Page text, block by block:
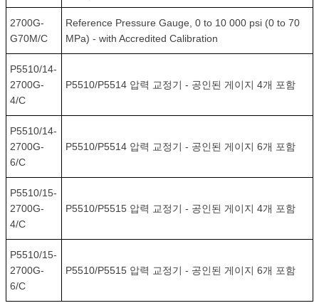
2700G-
G70M/C
Reference Pressure Gauge, 0 to 10 000 psi (0 to 70
MPa) - with Accredited Calibration
P5510/14-
2700G-
4/C
P5510/P5514 압력 교정기 - 공인된 게이지 4개 포함
P5510/14-
2700G-
6/C
P5510/P5514 압력 교정기 - 공인된 게이지 6개 포함
P5510/15-
2700G-
4/C
P5510/P5515 압력 교정기 - 공인된 게이지 4개 포함
P5510/15-
2700G-
6/C
P5510/P5515 압력 교정기 - 공인된 게이지 6개 포함